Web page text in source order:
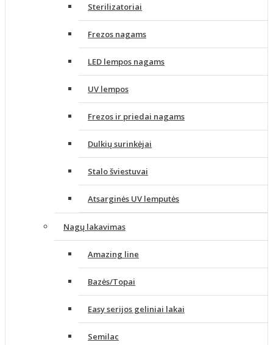
Sterilizatoriai
Frezos nagams
LED lempos nagams
UV lempos
Frezos ir priedai nagams
Dulkių surinkėjai
Stalo šviestuvai
Atsarginės UV lemputės
Nagų lakavimas
Amazing line
Bazės/Topai
Easy serijos geliniai lakai
Semilac